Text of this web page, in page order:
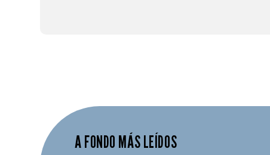
A FONDO MÁS LEÍDOS